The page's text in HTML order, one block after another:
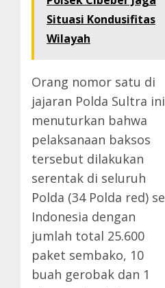
Situasi Kondusifitas
Wilayah
Orang nomor satu di
jajaran Polda Sultra ini
menuturkan bahwa
pelaksanaan baksos
tersebut dilakukan
serentak di seluruh
Polda (34 Polda red) se
Indonesia dengan
jumlah total 25.600
paket sembako, 10
buah gerobak dan 1